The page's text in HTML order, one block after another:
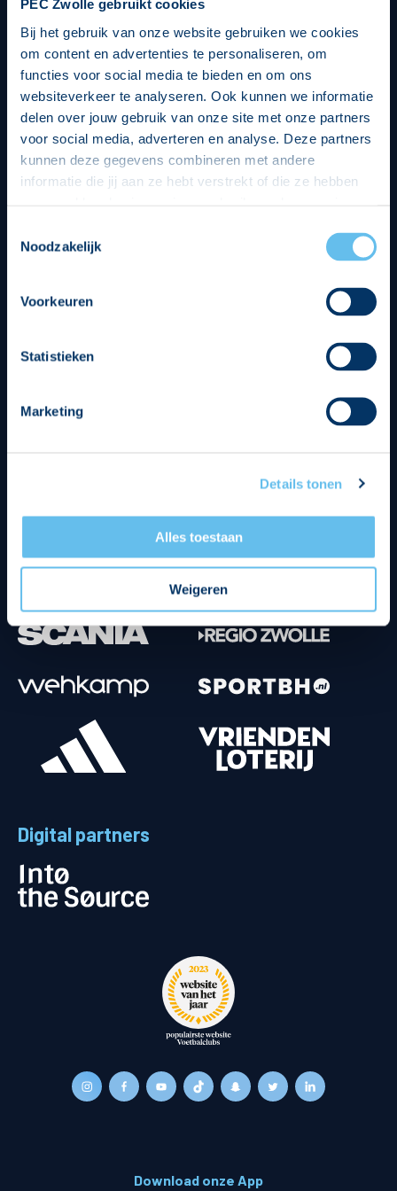
PEC Zwolle gebruikt cookies
Bij het gebruik van onze website gebruiken we cookies
om content en advertenties te personaliseren, om
functies voor social media te bieden en om ons
websiteverkeer te analyseren. Ook kunnen we informatie
delen over jouw gebruik van onze site met onze partners
voor social media, adverteren en analyse. Deze partners
kunnen deze gegevens combineren met andere
informatie die jij aan ze hebt verstrekt of die ze hebben
op een veilige en integere wijze. Je kunt je toestemming
beheren op de privacy- en cookieverklaring pagina.
Noodzakelijk
Voorkeuren
Statistieken
Marketing
Details tonen
Alles toestaan
Weigeren
Digital partners
Download onze App